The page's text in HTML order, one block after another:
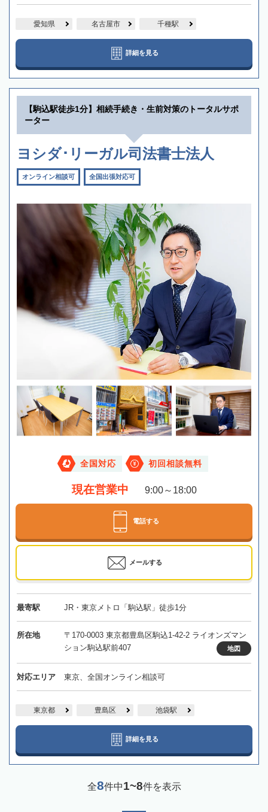
愛知県 名古屋市 千種駅
詳細を見る
【駒込駅徒歩1分】相続手続き・生前対策のトータルサポ
ーター
ヨシダ･リーガル司法書士法人
オンライン相談可 全国出張対応可
全国対応 初回相談無料
現在営業中 9:00～18:00
電話する
メールする
最寄駅 JR・東京メトロ「駒込駅」徒歩1分
所在地
〒170-0003 東京都豊島区駒込1-42-2 ライオンズマン
ション駒込駅前407
地図
対応エリア 東京、全国オンライン相談可
東京都 豊島区 池袋駅
詳細を見る
全8件中1~8件を表示